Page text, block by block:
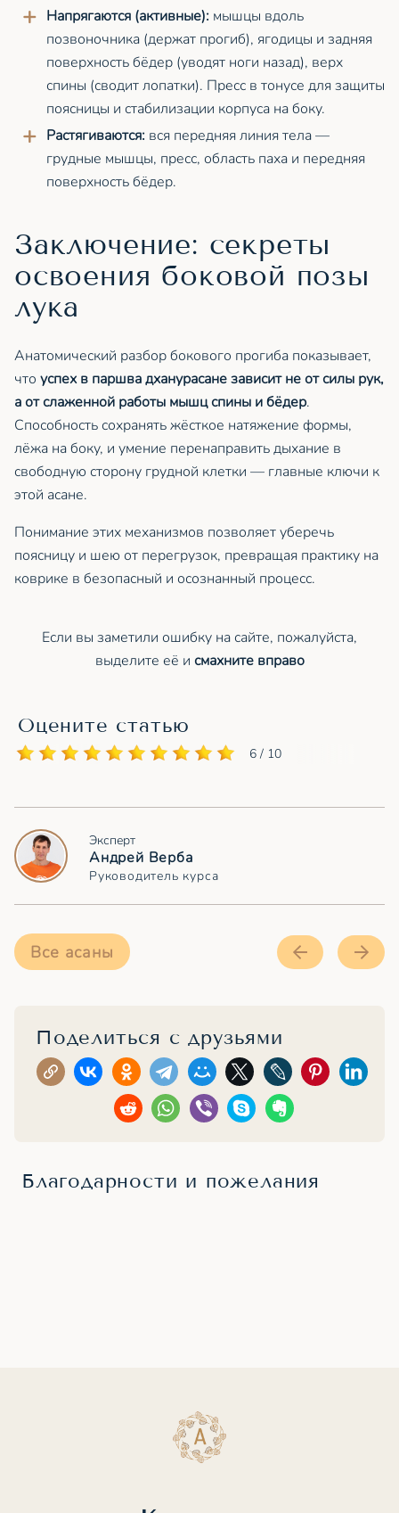
Напрягаются (активные): мышцы вдоль
позвоночника (держат прогиб), ягодицы и задняя
поверхность бёдер (уводят ноги назад), верх
спины (сводит лопатки). Пресс в тонусе для защиты
поясницы и стабилизации корпуса на боку.
Растягиваются: вся передняя линия тела —
грудные мышцы, пресс, область паха и передняя
поверхность бёдер.
Заключение: секреты
освоения боковой позы
лука
Анатомический разбор бокового прогиба показывает,
что успех в паршва дханурасане зависит не от силы рук,
а от слаженной работы мышц спины и бёдер.
Способность сохранять жёсткое натяжение формы,
лёжа на боку, и умение перенаправить дыхание в
свободную сторону грудной клетки — главные ключи к
этой асане.
Понимание этих механизмов позволяет уберечь
поясницу и шею от перегрузок, превращая практику на
коврике в безопасный и осознанный процесс.
Если вы заметили ошибку на сайте, пожалуйста,
выделите её и смахните вправо
Оцените статью
6 / 10
Эксперт
Андрей Верба
Руководитель курса
Все асаны
Поделиться с друзьями
Благодарности и пожелания